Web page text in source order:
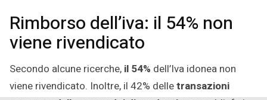
Rimborso dell’iva: il 54% non
viene rivendicato
Secondo alcune ricerche, il 54% dell’Iva idonea non
viene rivendicato. Inoltre, il 42% delletransazioni